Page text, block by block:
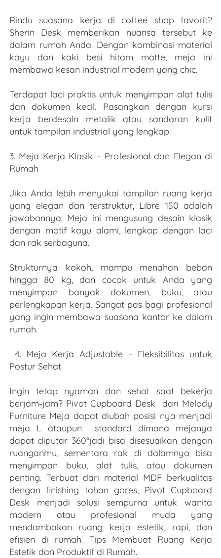
Rindu suasana kerja di coffee shop favorit?
Sherin Desk memberikan nuansa tersebut ke
dalam rumah Anda. Dengan kombinasi material
kayu dan kaki besi hitam matte, meja ini
membawa kesan industrial modern yang chic.
Terdapat laci praktis untuk menyimpan alat tulis
dan dokumen kecil. Pasangkan dengan kursi
kerja berdesain metalik atau sandaran kulit
untuk tampilan industrial yang lengkap.
3. Meja Kerja Klasik – Profesional dan Elegan di
Rumah
Jika Anda lebih menyukai tampilan ruang kerja
yang elegan dan terstruktur, Libre 150 adalah
jawabannya. Meja ini mengusung desain klasik
dengan motif kayu alami, lengkap dengan laci
dan rak serbaguna.
Strukturnya kokoh, mampu menahan beban
hingga 80 kg, dan cocok untuk Anda yang
menyimpan banyak dokumen, buku, atau
perlengkapan kerja. Sangat pas bagi profesional
yang ingin membawa suasana kantor ke dalam
rumah.
4. Meja Kerja Adjustable – Fleksibilitas untuk
Postur Sehat
Ingin tetap nyaman dan sehat saat bekerja
berjam-jam? Pivot Cupboard Desk
dari Melody
Furniture Meja dapat diubah posisi nya menjadi
meja L ataupun  standard dimana mejanya
dapat diputar 360°jadi bisa disesuaikan dengan
ruanganmu, sementara rak di dalamnya bisa
menyimpan buku, alat tulis, atau dokumen
penting. Terbuat dari material MDF berkualitas
dengan finishing tahan gores, Pivot Cupboard
Desk menjadi solusi sempurna untuk wanita
modern atau profesional muda yang
mendambakan ruang kerja estetik, rapi, dan
efisien di rumah. Tips Membuat Ruang Kerja
Estetik dan Produktif di Rumah.